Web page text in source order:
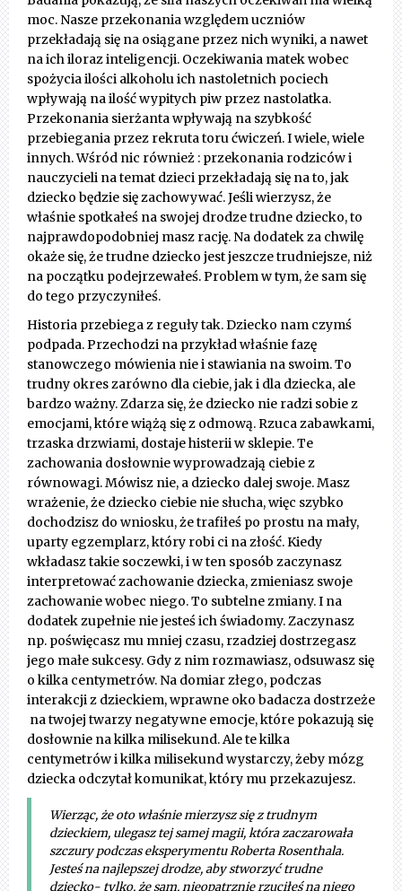
moc. Nasze przekonania względem uczniów
przekładają się na osiągane przez nich wyniki, a nawet
na ich iloraz inteligencji. Oczekiwania matek wobec
spożycia ilości alkoholu ich nastoletnich pociech
wpływają na ilość wypitych piw przez nastolatka.
Przekonania sierżanta wpływają na szybkość
przebiegania przez rekruta toru ćwiczeń. I wiele, wiele
innych. Wśród nic również : przekonania rodziców i
nauczycieli na temat dzieci przekładają się na to, jak
dziecko będzie się zachowywać. Jeśli wierzysz, że
właśnie spotkałeś na swojej drodze trudne dziecko, to
najprawdopodobniej masz rację. Na dodatek za chwilę
okaże się, że trudne dziecko jest jeszcze trudniejsze, niż
na początku podejrzewałeś. Problem w tym, że sam się
do tego przyczyniłeś.
Historia przebiega z reguły tak. Dziecko nam czymś
podpada. Przechodzi na przykład właśnie fazę
stanowczego mówienia nie i stawiania na swoim. To
trudny okres zarówno dla ciebie, jak i dla dziecka, ale
bardzo ważny. Zdarza się, że dziecko nie radzi sobie z
emocjami, które wiążą się z odmową. Rzuca zabawkami,
trzaska drzwiami, dostaje histerii w sklepie. Te
zachowania dosłownie wyprowadzają ciebie z
równowagi. Mówisz nie, a dziecko dalej swoje. Masz
wrażenie, że dziecko ciebie nie słucha, więc szybko
dochodzisz do wniosku, że trafiłeś po prostu na mały,
uparty egzemplarz, który robi ci na złość. Kiedy
wkładasz takie soczewki, i w ten sposób zaczynasz
interpretować zachowanie dziecka, zmieniasz swoje
zachowanie wobec niego. To subtelne zmiany. I na
dodatek zupełnie nie jesteś ich świadomy. Zaczynasz
np. poświęcasz mu mniej czasu, rzadziej dostrzegasz
jego małe sukcesy. Gdy z nim rozmawiasz, odsuwasz się
o kilka centymetrów. Na domiar złego, podczas
interakcji z dzieckiem, wprawne oko badacza dostrzeże
na twojej twarzy negatywne emocje, które pokazują się
dosłownie na kilka milisekund. Ale te kilka
centymetrów i kilka milisekund wystarczy, żeby mózg
dziecka odczytał komunikat, który mu przekazujesz.
Wierząc, że oto właśnie mierzysz się z trudnym
dzieckiem, ulegasz tej samej magii, która zaczarowała
szczury podczas eksperymentu Roberta Rosenthala.
Jesteś na najlepszej drodze, aby stworzyć trudne
dziecko- tylko, że sam, nieopatrznie rzuciłeś na niego